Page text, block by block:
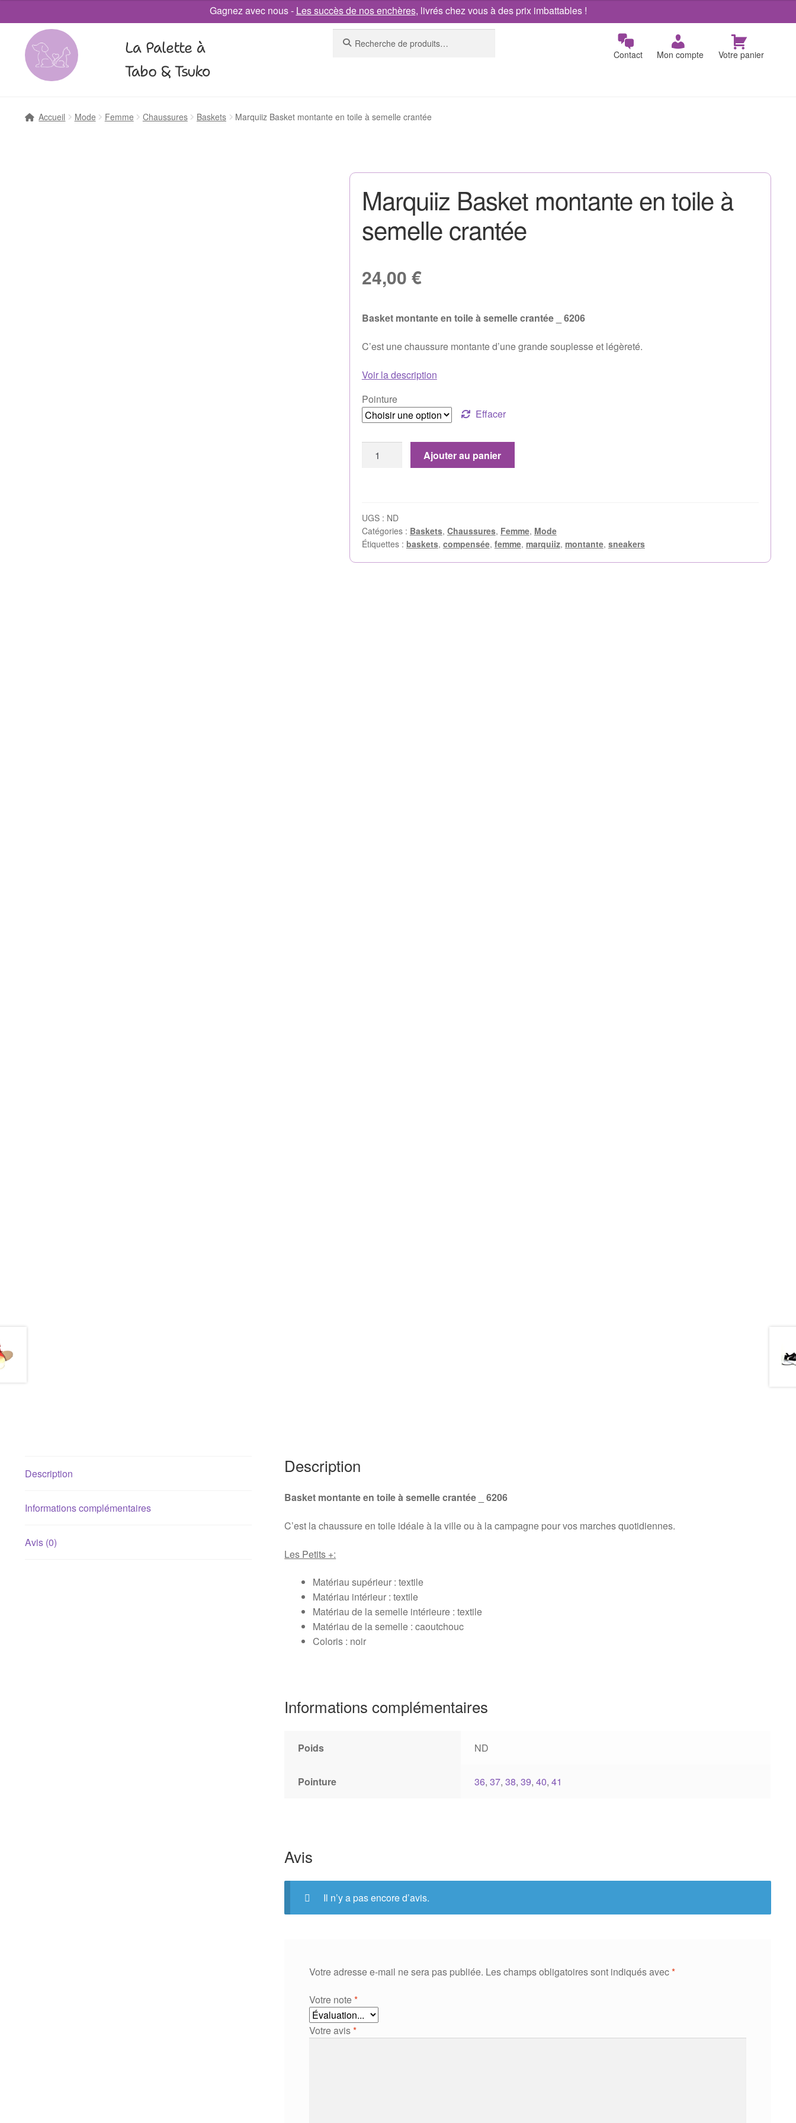
Gagnez avec nous - Les succès de nos enchères, livrés chez vous à des prix imbattables !
La Palette à
Tabo & Tsuko
Contact
Mon compte Votre panier
Accueil Mode Femme Chaussures Baskets Marquiiz Basket montante en toile à semelle crantée
Marquiiz Basket montante en toile à
semelle crantée
24,00 €
Basket montante en toile à semelle crantée _ 6206
C’est une chaussure montante d’une grande souplesse et légèreté.
Voir la description
Pointure
Effacer
Ajouter au panier
UGS : ND
Catégories : Baskets, Chaussures, Femme, Mode
Étiquettes : baskets, compensée, femme, marquiiz, montante, sneakers
Description
Informations complémentaires
Avis (0)
Description
Basket montante en toile à semelle crantée _ 6206
C’est la chaussure en toile idéale à la ville ou à la campagne pour vos marches quotidiennes.
Les Petits +:
Matériau supérieur :textile
Matériau intérieur :textile
Matériau de la semelle intérieure :textile
Matériau de la semelle :caoutchouc
Coloris : noir
Informations complémentaires
Poids ND
Pointure 36, 37, 38, 39, 40, 41
Avis
Il n’y a pas encore d’avis.
Votre adresse e-mail ne sera pas publiée. Les champs obligatoires sont indiqués avec*
Votre note*
Votre avis*